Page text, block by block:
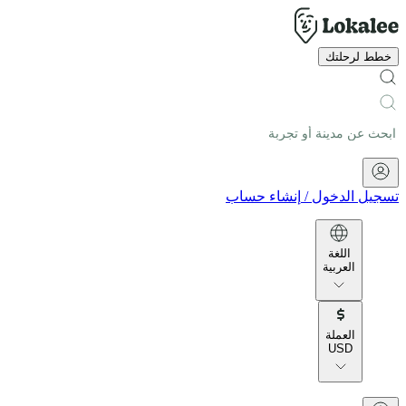
خطط لرحلتك
تسجيل الدخول / إنشاء حساب
اللغة
العربية
العملة
USD